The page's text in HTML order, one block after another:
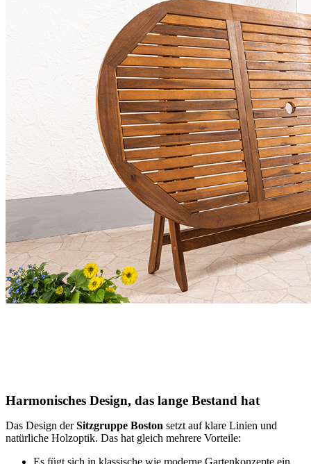
Harmonisches Design, das lange Bestand hat
Das Design derSitzgruppe Boston setzt auf klare Linien und
natürliche Holzoptik. Das hat gleich mehrere Vorteile:
Es fügt sich in klassische wie moderne Gartenkonzepte ein.